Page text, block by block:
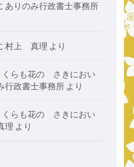
ありのみ行政書士事務所
村上 真理 より
らも花の さきにおい
行政書士事務所 より
らも花の さきにおい
理 より